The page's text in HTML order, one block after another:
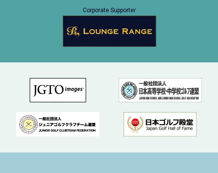
Corporate Supporter